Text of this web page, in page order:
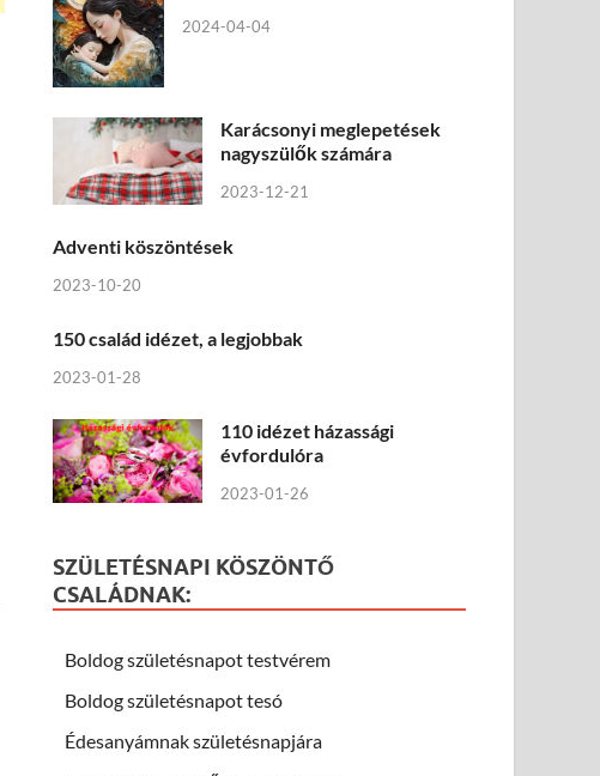
2024-04-04
Karácsonyi meglepetések
nagyszülők számára
2023-12-21
Adventi köszöntések
2023-10-20
150 család idézet, a legjobbak
2023-01-28
110 idézet házassági
évfordulóra
2023-01-26
SZÜLETÉSNAPI KÖSZÖNTŐ
CSALÁDNAK:
Boldog születésnapot testvérem
Boldog születésnapot tesó
Édesanyámnak születésnapjára